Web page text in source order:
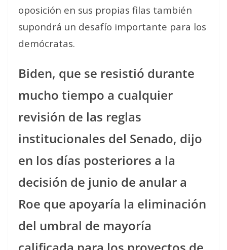
oposición en sus propias filas también
supondrá un desafío importante para los
demócratas.
Biden, que se resistió durante
mucho tiempo a cualquier
revisión de las reglas
institucionales del Senado, dijo
en los días posteriores a la
decisión de junio de anular a
Roe que apoyaría la eliminación
del umbral de mayoría